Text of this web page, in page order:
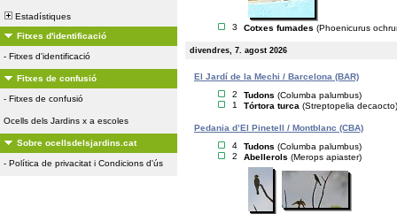
Estadístiques
Fitxes d'identificació
- Fitxes d'identificació
Fitxes de confusió
- Fitxes de confusió
Ocells dels Jardins x a escoles
Sobre ocellsdelsjardins.cat
- Política de privacitat i Condicions d'ús
3 Cotxes fumades (Phoenicurus
divendres, 7. agost 2026
El Jardí de la Mechi / Barcelona (BAR)
2
Tudons (Columba palumbus)
1
Tórtora turca (Streptopelia decaocto)
Pedania d’El Pinetell / Montblanc (CBA)
4
Tudons (Columba palumbus)
2
Abellerols (Merops apiaster)